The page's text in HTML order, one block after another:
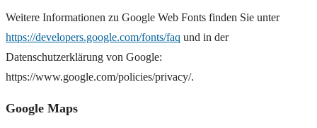
Weitere Informationen zu Google Web Fonts finden Sie unter
https://developers.google.com/fonts/faq und in der
Datenschutzerklärung von Google:
https://www.google.com/policies/privacy/.
Google Maps